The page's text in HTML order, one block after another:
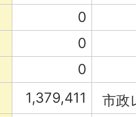
0
0
0
1,379,411
市政